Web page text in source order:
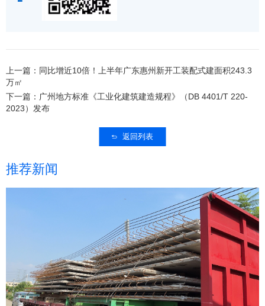
上一篇：同比增近10倍！上半年广东惠州新开工装配式建面积243.3
万㎡
下一篇：广州地方标准《工业化建筑建造规程》（DB 4401/T 220-
2023）发布
返回列表
推荐新闻